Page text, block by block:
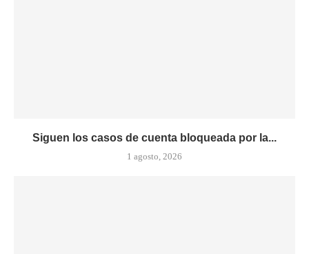
Siguen los casos de cuenta bloqueada por la...
1 agosto, 2026